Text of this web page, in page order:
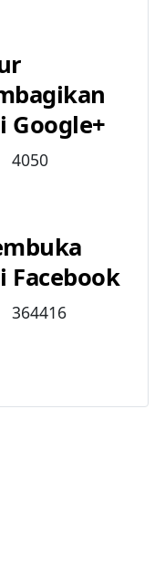
Google+
4050
Facebook
364416